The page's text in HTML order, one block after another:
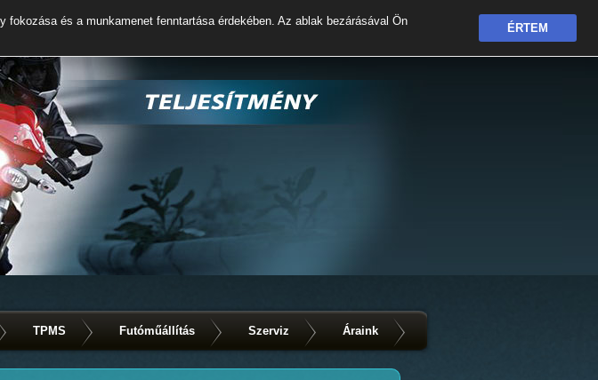
TPMS Futóműállítás Szerviz Áraink
és a munkamenet fenntartása érdekében. Az ablak bezárásával Ön
ÉRTEM